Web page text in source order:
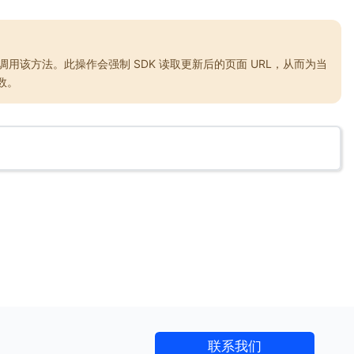
该方法。此操作会强制 SDK 读取更新后的页面 URL，从而为当
联系我们